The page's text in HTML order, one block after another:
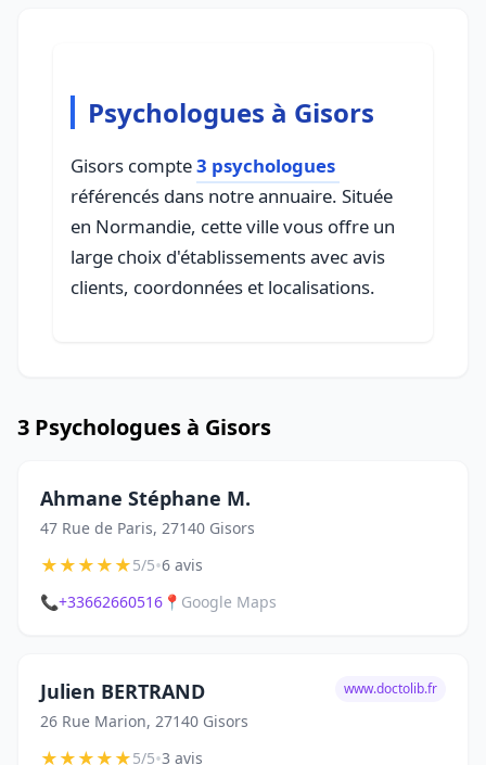
Psychologues à Gisors
Gisors compte3 psychologues
référencés dans notre annuaire. Située
en Normandie, cette ville vous offre un
large choix d'établissements avec avis
clients, coordonnées et localisations.
3 Psychologues à Gisors
Ahmane Stéphane M.
47 Rue de Paris, 27140 Gisors
★★★★★5/5•6 avis
📞+33662660516 📍 Google Maps
Julien BERTRAND
26 Rue Marion, 27140 Gisors
www.doctolib.fr
★★★★★5/5•3 avis